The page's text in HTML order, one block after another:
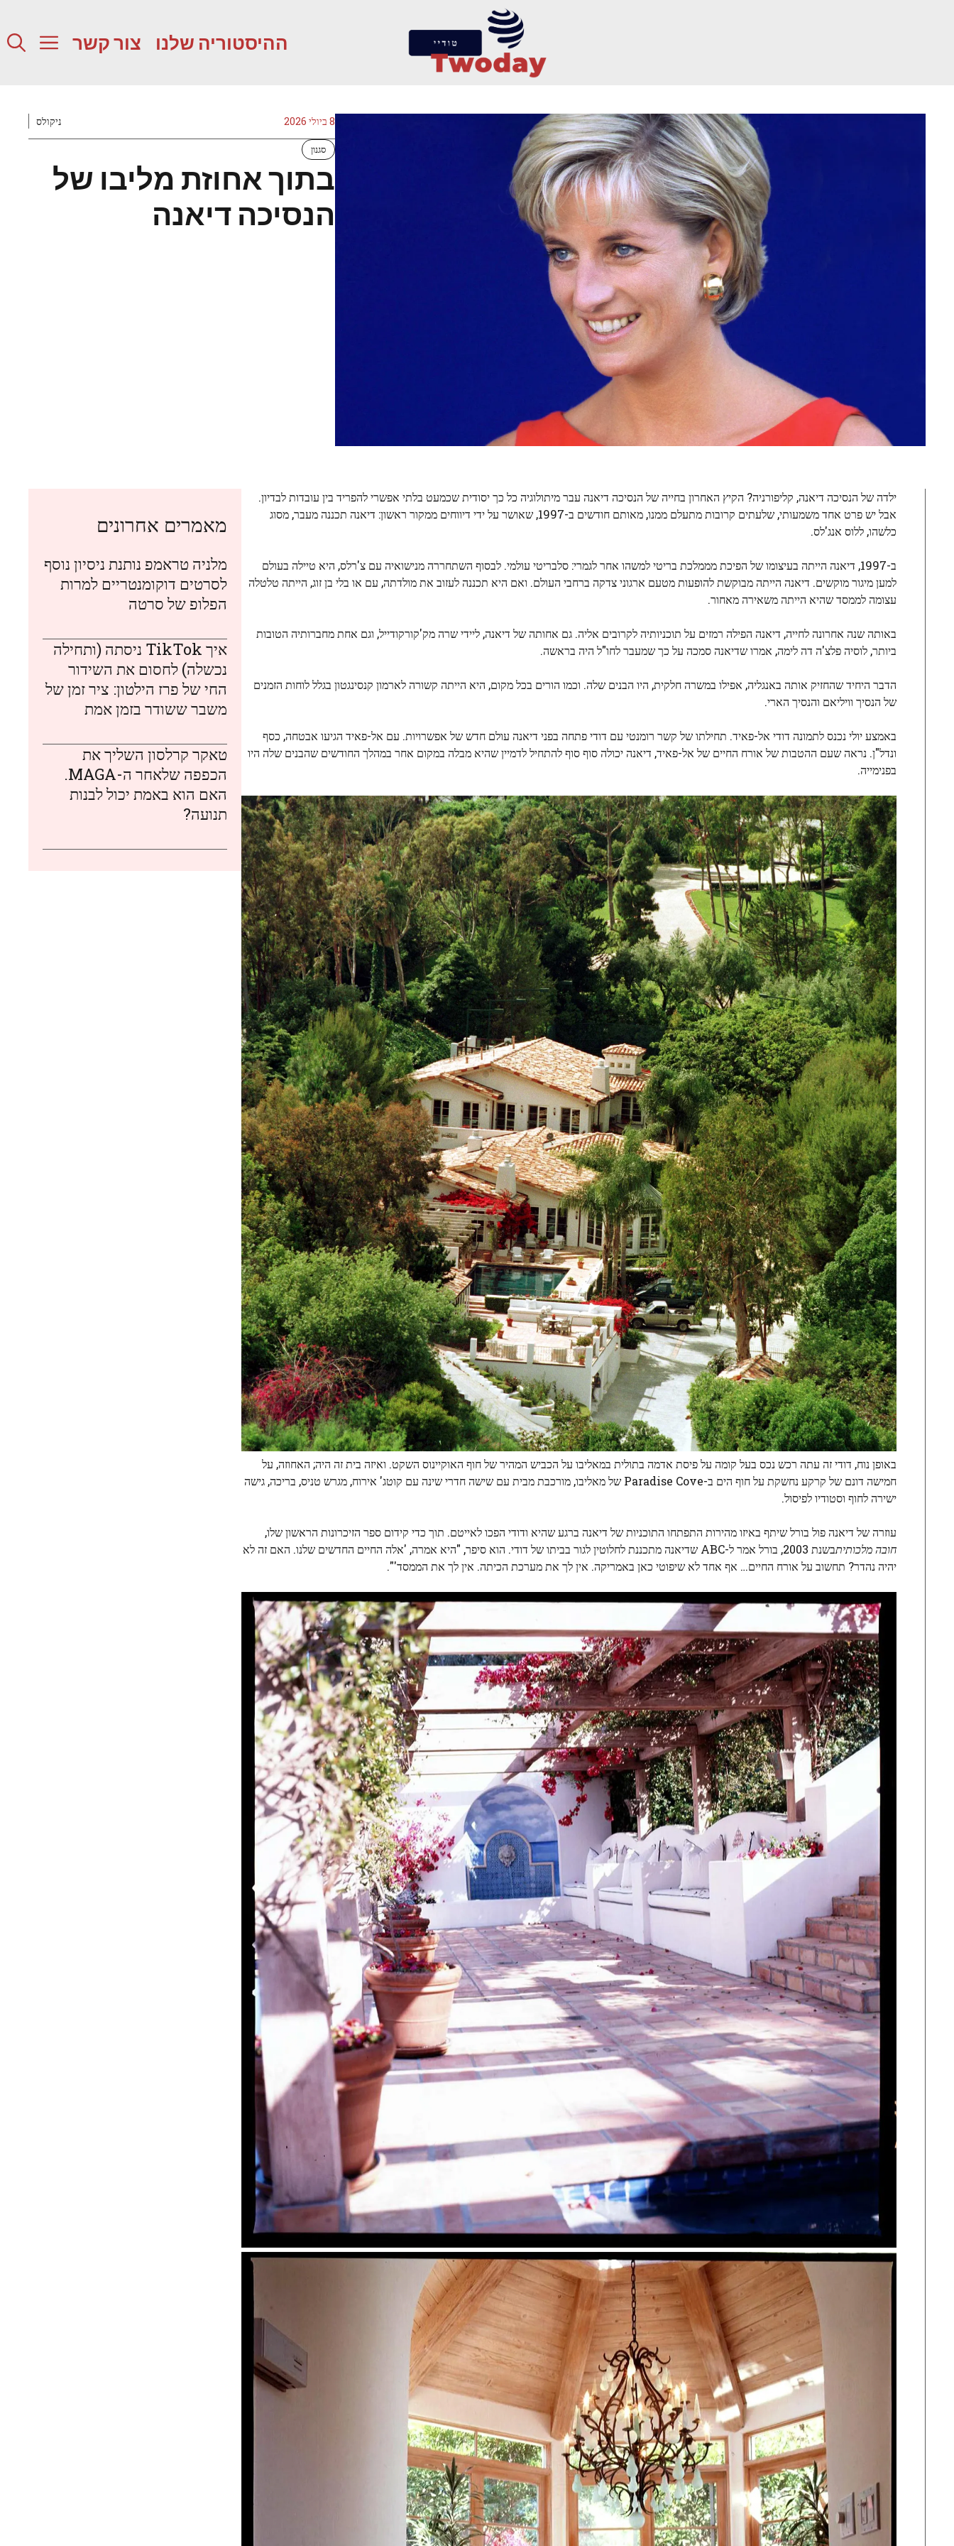
ההיסטוריה שלנו צור קשר
8 ביולי 2026 ניקולס
סגנון
בתוך אחוזת מליבו של
הנסיכה דיאנה
ילדה של הנסיכה דיאנה, קליפורניה? הקיץ האחרון בחייה של הנסיכה דיאנה עבר מיתולוגיה כל כך יסודית שכמעט בלתי אפשרי להפריד בין עובדות לבדיון.
אבל יש פרט אחד משמעותי, שלעתים קרובות מתעלם ממנו, מאותם חודשים ב-1997, שאושר על ידי דיווחים ממקור ראשון: דיאנה תכננה מעבר, מסוג
כלשהו, ​​ללוס אנג'לס.
ב-1997, דיאנה הייתה בעיצומו של הפיכת מממלכת בריטי למשהו אחר לגמרי: סלבריטי עולמי. לבסוף השתחררה מנישואיה עם צ'רלס, היא טיילה בעולם
למען מיגור מוקשים. דיאנה הייתה מבוקשת להופעות מטעם ארגוני צדקה ברחבי העולם. ואם היא תכננה לעזוב את מולדתה, עם או בלי בן זוג, הייתה טלטלה
עצומה לממסד שהיא הייתה משאירה מאחור.
באותה שנה אחרונה לחייה, דיאנה הפילה רמזים על תוכניותיה לקרובים אליה. גם אחותה של דיאנה, ליידי שרה מק'קורקודייל, וגם אחת מחברותיה הטובות
ביותר, לוסיה פלצ'ה דה לימה, אמרו שדיאנה סמכה על כך שמעבר לחו"ל היה בראשה.
הדבר היחיד שהחזיק אותה באנגליה, אפילו במשרה חלקית, היו הבנים שלה. וכמו הורים בכל מקום, היא הייתה קשורה לארמון קנסינגטון בגלל לוחות הזמנים
של הנסיך וויליאם והנסיך הארי.
באמצע יולי נכנס לתמונה דודי אל-פאיד. תחילתו של קשר רומנטי עם דודי פתחה בפני דיאנה עולם חדש של אפשרויות. עם אל-פאיד הגיעו אבטחה, כסף
ונדל"ן. נראה שעם ההטבות של אורח החיים של אל-פאיד, דיאנה יכולה סוף סוף להתחיל לדמיין שהיא מבלה במקום אחר במהלך החודשים שהבנים שלה היו
בפנימייה.
באופן נוח, דודי זה עתה רכש נכס בעל קומה על פיסת אדמה בתולית במאליבו על הכביש המהיר של חוף האוקיינוס ​​השקט. ואיזה בית זה היה; האחוזה, על
חמישה דונם של קרקע נחשקת על חוף הים ב-Paradise Cove של מאליבו, מורכבת מבית עם שישה חדרי שינה עם קוטג' אירוח, מגרש טניס, בריכה, גישה
ישירה לחוף וסטודיו לפיסול.
עוזרה של דיאנה פול בורל שיתף באיזו מהירות התפתחו התוכניות של דיאנה ברגע שהיא ודודי הפכו לאייטם. תוך כדי קידום ספר הזיכרונות הראשון שלו,
חובה מלכותית
בשנת 2003, בורל אמר ל-ABC שדיאנה מתכננת לחלוטין לגור בביתו של דודי. הוא סיפר, "היא אמרה, 'אלה החיים החדשים שלנו. האם זה לא
יהיה נהדר? תחשוב על אורח החיים… אף אחד לא שיפוטי כאן באמריקה. אין לך את מערכת הכיתה. אין לך את הממסד'".
מאמרים אחרונים
מלניה טראמפ נותנת ניסיון נוסף
לסרטים דוקומנטריים למרות
הפלופ של סרטה
איך TikTok ניסתה (ותחילה
נכשלה) לחסום את השידור
החי של פרז הילטון: ציר זמן של
משבר ששודר בזמן אמת
טאקר קרלסון השליך את
הכפפה שלאחר ה-MAGA.
האם הוא באמת יכול לבנות
תנועה?